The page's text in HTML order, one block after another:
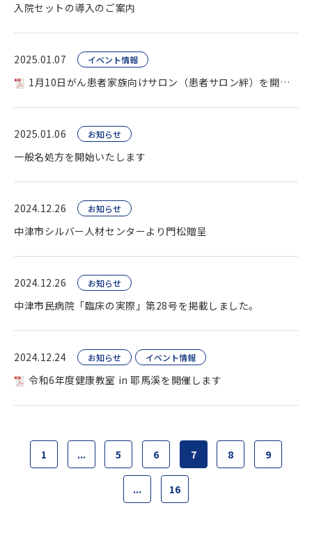
入院セットの導入のご案内
2025.01.07 イベント情報
1月10日がん患者家族向けサロン（患者サロン絆）を開催します
2025.01.06 お知らせ
一般名処方を開始いたします
2024.12.26 お知らせ
中津市シルバー人材センターより門松贈呈
2024.12.26 お知らせ
中津市民病院「臨床の実際」第28号を掲載しました。
2024.12.24 お知らせ イベント情報
令和6年度健康教室 in 耶馬溪を開催します
1 ... 5 6 7 8 9
... 16